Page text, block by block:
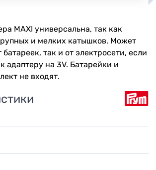
MAXI универсальна, так как
и мелких катышков. Может
батареек, так и от электросети, если
адаптеру на 3V. Батарейки и
не входят.